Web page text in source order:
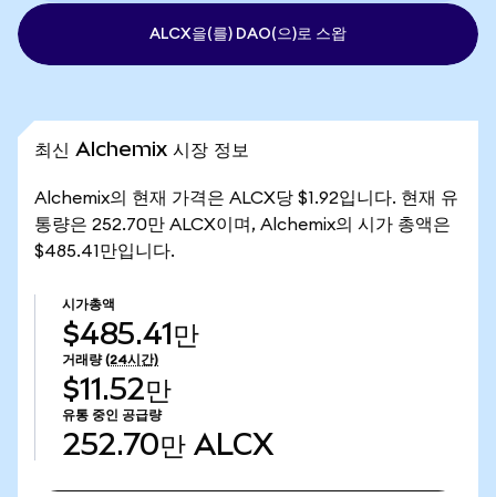
ALCX을(를) DAO(으)로 스왑
최신 Alchemix 시장 정보
Alchemix의 현재 가격은 ALCX당 $1.92입니다. 현재 유
통량은 252.70만 ALCX이며, Alchemix의 시가 총액은
$485.41만입니다.
시가총액
$485.41만
거래량 (24시간)
$11.52만
유통 중인 공급량
252.70만 ALCX